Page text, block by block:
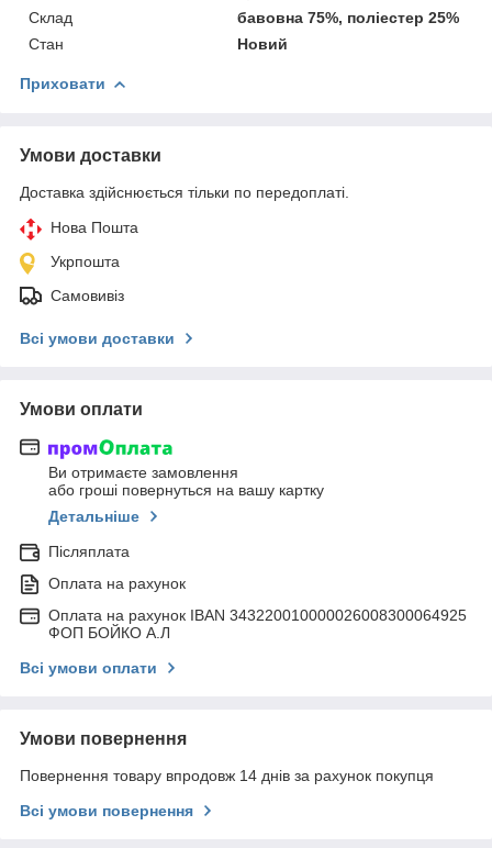
Склад
бавовна 75%, поліестер 25%
Стан
Новий
Приховати
Умови доставки
Доставка здійснюється тільки по передоплаті.
Нова Пошта
Укрпошта
Самовивіз
Всі умови доставки
Умови оплати
Ви отримаєте замовлення
або гроші повернуться на вашу картку
Детальніше
Післяплата
Оплата на рахунок
Оплата на рахунок IBAN 343220010000026008300064925
ФОП БОЙКО А.Л
Всі умови оплати
Умови повернення
Повернення товару впродовж 14 днів за рахунок покупця
Всі умови повернення